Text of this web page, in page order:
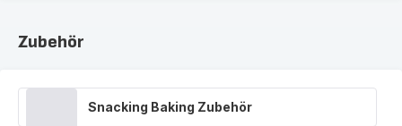
Zubehör
Snacking Baking Zubehör